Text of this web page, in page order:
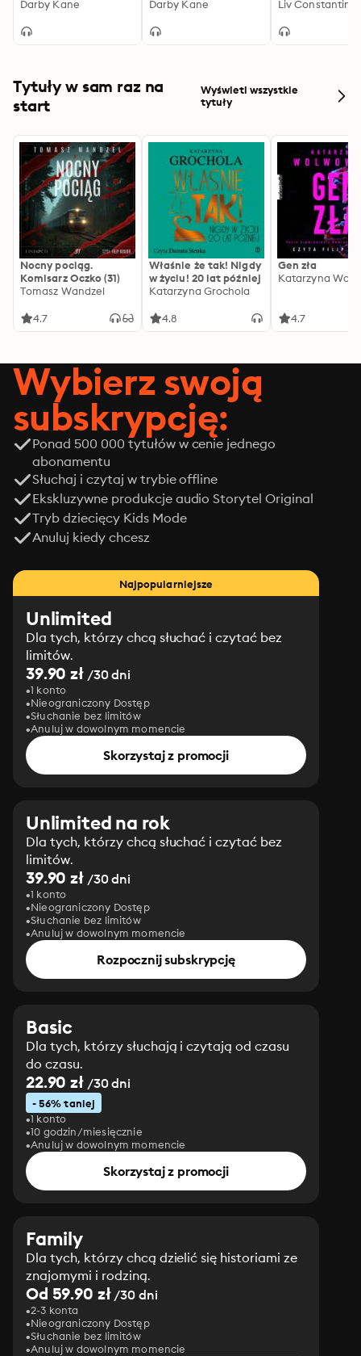
Darby Kane Darby Kane Liv Constantine
Tytuły w sam raz na
start
Wyświetl wszystkie
tytuły
Nocny pociąg.
Komisarz Oczko (31)
Tomasz Wandzel
4.7
Właśnie że tak! Nigdy
w życiu! 20 lat później
Katarzyna Grochola
4.8
Gen zła
Katarzyna
4.7
Wybierz swoją
subskrypcję:
Ponad 500 000 tytułów w cenie jednego
abonamentu
Słuchaj i czytaj w trybie offline
Ekskluzywne produkcje audio Storytel Original
Tryb dziecięcy Kids Mode
Anuluj kiedy chcesz
Najpopularniejsze
Unlimited
Dla tych, którzy chcą słuchać i czytać bez
limitów.
39.90 zł/30 dni
1 konto
Nieograniczony Dostęp
Słuchanie bez limitów
Anuluj w dowolnym momencie
Skorzystaj z promocji
Unlimited na rok
Dla tych, którzy chcą słuchać i czytać bez
limitów.
39.90 zł/30 dni
1 konto
Nieograniczony Dostęp
Słuchanie bez limitów
Anuluj w dowolnym momencie
Rozpocznij subskrypcję
Basic
Dla tych, którzy słuchają i czytają od czasu
do czasu.
22.90 zł/30 dni
- 56% taniej
1 konto
10 godzin/miesięcznie
Anuluj w dowolnym momencie
Skorzystaj z promocji
Family
Dla tych, którzy chcą dzielić się historiami ze
znajomymi i rodziną.
Od 59.90 zł/30 dni
2-3 konta
Nieograniczony Dostęp
Słuchanie bez limitów
Anuluj w dowolnym momencie